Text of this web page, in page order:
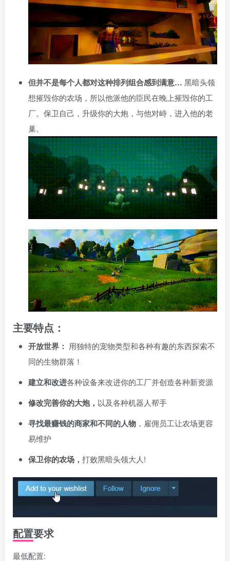
但并不是每个人都对这种排列组合感到满意… 黑暗头领
想摧毁你的农场，所以他派他的臣民在晚上摧毁你的工
厂。保卫自己，升级你的大炮，与他对峙，进入他的老
巢。
主要特点：
开放世界： 用独特的宠物类型和各种有趣的东西探索不
同的生物群落！
建立和改进各种设备来改进你的工厂并创造各种新资源
修改完善你的大炮， 以及各种机器人帮手
寻找最赚钱的商家和不同的人物 ，雇佣员工让农场更容
易维护
保卫你的农场， 打败黑暗头领大人!
配置要求
最低配置: